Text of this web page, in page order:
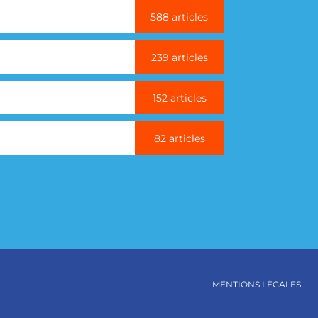
588 articles
239 articles
152 articles
82 articles
MENTIONS LÉGALES